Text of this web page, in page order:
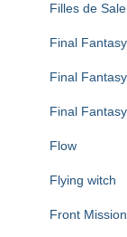
Filles de
Final
Final
Final
Flow
Flying witch
Front